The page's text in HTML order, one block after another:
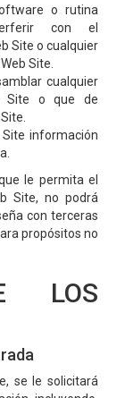
o rutina
con el
Site o cualquier
Site.
cualquier
Site o que de
información
le permita el
Site, no podrá
con terceras
propósitos no
LOS
se le solicitará